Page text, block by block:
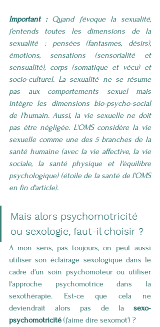
Important : Quand j'évoque la sexualité,
j'entends toutes les dimensions de la
sexualité : pensées (fantasmes, désirs),
émotions, sensations (sensorialité et
sensualité), corps (somatique et vécu) et
socio-culturel. La sexualité ne se résume
pas aux comportements sexuel mais
intègre les dimensions bio-psycho-social
de l'humain. Aussi, la vie sexuelle ne doit
pas être négligée. L'OMS considère la vie
sexuelle comme une des 5 branches de la
santé humaine (avec la vie affective, la vie
sociale, la santé physique et l'équilibre
psychologique) (étoile de la santé de l'OMS
en fin d'article).
Mais alors psychomotricité
ou sexologie, faut-il choisir ?
A mon sens, pas toujours, on peut aussi
utiliser son éclairage sexologique dans le
cadre d'un soin psychomoteur ou utiliser
l'approche psychomotrice dans la
sexothérapie. Est-ce que cela ne
deviendrait alors pas de la sexo-
psychomotricité (j'aime dire sexomot') ?